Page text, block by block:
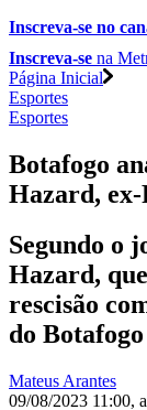
Inscreva-se no
Inscreva-se na
Página Inicial
Esportes
Esportes
Botafogo
Hazard,
Segundo o
Hazard,
rescisão
do Botafogo
Mateus Arantes
09/08/2023 11:00,